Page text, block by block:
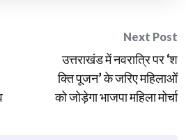
Next Post
उत्तराखंड में नवरात्रि पर ‘श
क्ति पूजन’ के जरिए महिलाओं
को जोड़ेगा भाजपा महिला मोर्चा